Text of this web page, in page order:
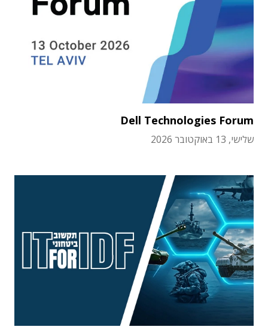
Dell Technologies Forum
שלישי, 13 באוקטובר 2026